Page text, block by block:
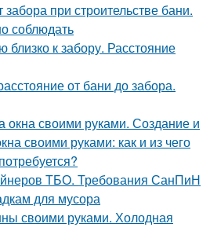
забора при строительстве бани.
соблюдать
к забору. Расстояние
от бани до забора.
окна своими руками. Создание и
своими руками: как и из чего
ТБО. Требования СанПиН
для мусора
своими руками. Холодная